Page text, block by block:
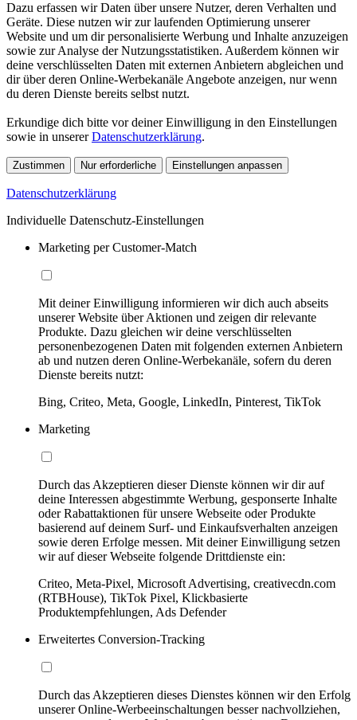
Dazu erfassen wir Daten über unsere Nutzer, deren Verhalten und
Geräte. Diese nutzen wir zur laufenden Optimierung unserer
Website und um dir personalisierte Werbung und Inhalte anzuzeigen
sowie zur Analyse der Nutzungsstatistiken. Außerdem können wir
deine verschlüsselten Daten mit externen Anbietern abgleichen und
dir über deren Online-Werbekanäle Angebote anzeigen, nur wenn
du deren Dienste bereits selbst nutzt.
Erkundige dich bitte vor deiner Einwilligung in den Einstellungen
sowie in unsererDatenschutzerklärung.
Zustimmen Nur erforderliche Einstellungen anpassen
Datenschutzerklärung
Individuelle Datenschutz-Einstellungen
Marketing per Customer-Match
Mit deiner Einwilligung informieren wir dich auch abseits
unserer Website über Aktionen und zeigen dir relevante
Produkte. Dazu gleichen wir deine verschlüsselten
personenbezogenen Daten mit folgenden externen Anbietern
ab und nutzen deren Online-Werbekanäle, sofern du deren
Dienste bereits nutzt:
Bing, Criteo, Meta, Google, LinkedIn, Pinterest, TikTok
Marketing
Durch das Akzeptieren dieser Dienste können wir dir auf
deine Interessen abgestimmte Werbung, gesponserte Inhalte
oder Rabattaktionen für unsere Webseite oder Produkte
basierend auf deinem Surf- und Einkaufsverhalten anzeigen
sowie deren Erfolge messen. Mit deiner Einwilligung setzen
wir auf dieser Webseite folgende Drittdienste ein:
Criteo, Meta-Pixel, Microsoft Advertising, creativecdn.com
(RTBHouse), TikTok Pixel, Klickbasierte
Produktempfehlungen, Ads Defender
Erweitertes Conversion-Tracking
Durch das Akzeptieren dieses Dienstes können wir den Erfolg
unserer Online-Werbeeinschaltungen besser nachvollziehen,